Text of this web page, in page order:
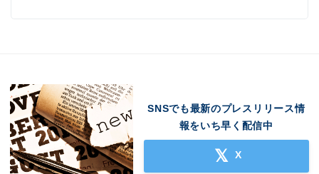
SNSでも最新のプレスリリース情
報をいち早く配信中
X